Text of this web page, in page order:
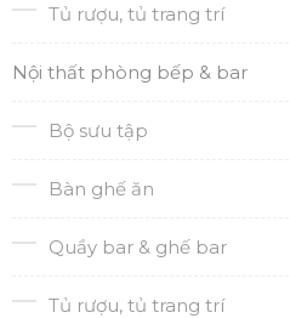
Tủ rượu, tủ trang trí
Nội thất phòng bếp & bar
Bộ sưu tập
Bàn ghế ăn
Quầy bar & ghế bar
Tủ rượu, tủ trang trí